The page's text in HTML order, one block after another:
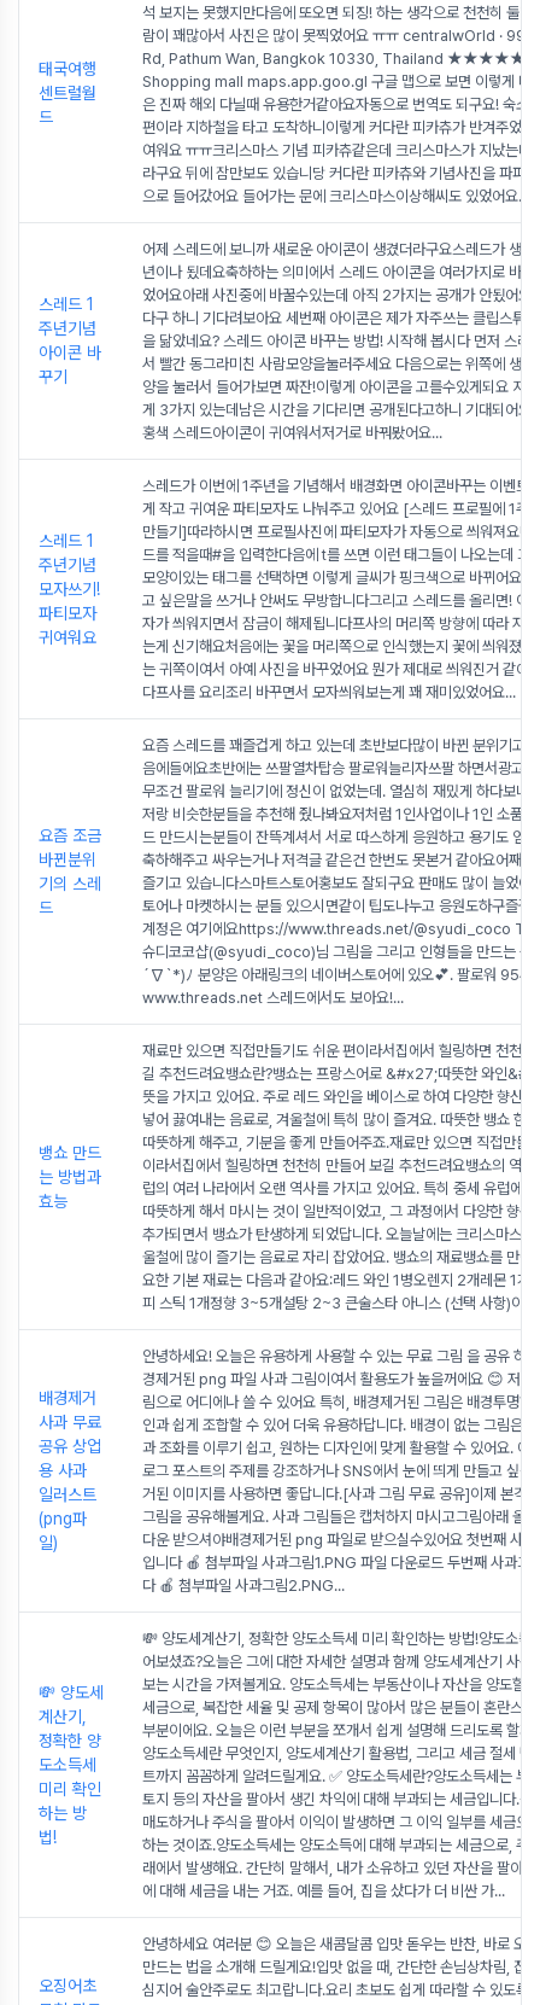
태국여행
센트럴월
드
석 보지는 못했지만다음에 또오면 되징! 하는 생각으로 천천히 둘러
람이 꽤많아서 사진은 많이 못찍었어요 ㅠㅠ centralwOrld ·
Rd, Pathum Wan, Bangkok 10330, Thailand ★★★★★ ·
Shopping mall maps.app.goo.gl 구글 맵으로 보면 이렇게 나
은 진짜 해외 다닐때 유용한거같아요자동으로 번역도 되구요! 숙소
편이라 지하철을 타고 도착하니이렇게 커다란 피카츄가 반겨주었어
여워요 ㅠㅠ크리스마스 기념 피카츄같은데 크리스마스가 지났는데
라구요 뒤에 잠만보도 있습니당 커다란 피카츄와 기념사진을 파파
으로 들어갔어요 들어가는 문에 크리스마스이상해씨도 있었어요...
스레드 1
주년기념
아이콘 바
꾸기
어제 스레드에 보니까 새로운 아이콘이 생겼더라구요스레드가 생긴
년이나 됬데요축하하는 의미에서 스레드 아이콘을 여러가지로 바꿀
었어요아래 사진중에 바꿀수있는데 아직 2가지는 공개가 안됬어요
다구 하니 기다려보아요 세번째 아이콘은 제가 자주쓰는 클립스튜
을 닮았네요? 스레드 아이콘 바꾸는 방법! 시작해 봅시다 먼저 스레
서 빨간 동그라미친 사람모양을눌러주세요 다음으로는 위쪽에 생일
양을 눌러서 들어가보면 짜잔!이렇게 아이콘을 고를수있게되요 지
게 3가지 있는데남은 시간을 기다리면 공개된다고하니 기대되어요
홍색 스레드아이콘이 귀여워서저거로 바꿔봤어요...
스레드 1
주년기념
모자쓰기!
파티모자
귀여워요
스레드가 이번에 1주년을 기념해서 배경화면 아이콘바꾸는 이벤트
게 작고 귀여운 파티모자도 나눠주고 있어요 [스레드 프로필에 1주
만들기]따라하시면 프로필사진에 파티모자가 자동으로 씌워져요!
드를 적을때#을 입력한다음에 t를 쓰면 이런 태그들이 나오는데 그
모양이있는 태그를 선택하면 이렇게 글씨가 핑크색으로 바뀌어요그
고 싶은말을 쓰거나 안써도 무방합니다그리고 스레드를 올리면! 이
자가 씌워지면서 잠금이 해제됩니다프사의 머리쪽 방향에 따라 자
는게 신기해요처음에는 꽃을 머리쪽으로 인식했는지 꽃에 씌워졌는
는 귀쪽이여서 아예 사진을 바꾸었어요 뭔가 제대로 씌워진거 같아
다프사를 요리조리 바꾸면서 모자씌워보는게 꽤 재미있었어요...
요즘 조금
바뀐분위
기의 스레
드
요즘 스레드를 꽤즐겁게 하고 있는데 초반보다많이 바뀐 분위기고
음에들에요초반에는 쓰팔열차탑승 팔로워늘리자쓰팔 하면서광고
무조건 팔로워 늘리기에 정신이 없었는데. 열심히 재밌게 하다보니
저랑 비슷한분들을 추천해 줬나봐요저처럼 1인사업이나 1인 소품
드 만드시는분들이 잔뜩계셔서 서로 따스하게 응원하고 용기도 얻
축하해주고 싸우는거나 저격글 같은건 한번도 못본거 같아요어째뜬
즐기고 있습니다스마트스토어홍보도 잘되구요 판매도 많이 늘었어
토어나 마켓하시는 분들 있으시면같이 팁도나누고 응원도하구즐겁
계정은 여기에요https://www.threads.net/@syudi_coco
슈디코코샵(@syudi_coco)님 그림을 그리고 인형들을 만드는 중
´∇`*)ﾉ 분양은 아래링크의 네이버스토어에 있오💕. 팔로워 954
www.threads.net 스레드에서도 보아요!...
뱅쇼 만드
는 방법과
효능
재료만 있으면 직접만들기도 쉬운 편이라서집에서 힐링하면 천천히
길 추천드려요뱅쇼란?뱅쇼는 프랑스어로 &#x27;따뜻한 와인
뜻을 가지고 있어요. 주로 레드 와인을 베이스로 하여 다양한 향신
넣어 끓여내는 음료로, 겨울철에 특히 많이 즐겨요. 따뜻한 뱅쇼 한
따뜻하게 해주고, 기분을 좋게 만들어주죠.재료만 있으면 직접만들
이라서집에서 힐링하면 천천히 만들어 보길 추천드려요뱅쇼의 역사
럽의 여러 나라에서 오랜 역사를 가지고 있어요. 특히 중세 유럽에
따뜻하게 해서 마시는 것이 일반적이었고, 그 과정에서 다양한 향신
추가되면서 뱅쇼가 탄생하게 되었답니다. 오늘날에는 크리스마스
울철에 많이 즐기는 음료로 자리 잡았어요. 뱅쇼의 재료뱅쇼를 만들
요한 기본 재료는 다음과 같아요:레드 와인 1병오렌지 2개레몬 1개
피 스틱 1개정향 3~5개설탕 2~3 큰술스타 아니스 (선택 사항)이
배경제거
사과 무료
공유 상업
용 사과
일러스트
(png파
일)
안녕하세요! 오늘은 유용하게 사용할 수 있는 무료 그림 을 공유 하
경제거된 png 파일 사과 그림이여서 활용도가 높을꺼에요 😊 저작
림으로 어디에나 쓸 수 있어요 특히, 배경제거된 그림은 배경투명해
인과 쉽게 조합할 수 있어 더욱 유용하답니다. 배경이 없는 그림은
과 조화를 이루기 쉽고, 원하는 디자인에 맞게 활용할 수 있어요. 예
로그 포스트의 주제를 강조하거나 SNS에서 눈에 띄게 만들고 싶을
거된 이미지를 사용하면 좋답니다.[사과 그림 무료 공유]이제 본격
그림을 공유해볼게요. 사과 그림들은 캡처하지 마시고그림아래 올
다운 받으셔야배경제거된 png 파일로 받으실수있어요 첫번째 사과
입니다 🍎 첨부파일 사과그림1.PNG 파일 다운로드 두번째 사과그
다 🍎 첨부파일 사과그림2.PNG...
💸 양도세
계산기,
정확한 양
도소득세
미리 확인
하는 방
법!
💸 양도세계산기, 정확한 양도소득세 미리 확인하는 방법!양도소득
어보셨죠?오늘은 그에 대한 자세한 설명과 함께 양도세계산기 사용
보는 시간을 가져볼게요. 양도소득세는 부동산이나 자산을 양도할
세금으로, 복잡한 세율 및 공제 항목이 많아서 많은 분들이 혼란스
부분이에요. 오늘은 이런 부분을 쪼개서 쉽게 설명해 드리도록 할게
양도소득세란 무엇인지, 양도세계산기 활용법, 그리고 세금 절세 팁
트까지 꼼꼼하게 알려드릴게요. ✅ 양도소득세란?양도소득세는 부
토지 등의 자산을 팔아서 생긴 차익에 대해 부과되는 세금입니다.즉
매도하거나 주식을 팔아서 이익이 발생하면 그 이익 일부를 세금으
하는 것이죠.양도소득세는 양도소득에 대해 부과되는 세금으로, 주
래에서 발생해요. 간단히 말해서, 내가 소유하고 있던 자산을 팔아
에 대해 세금을 내는 거죠. 예를 들어, 집을 샀다가 더 비싼 가...
오징어초
안녕하세요 여러분 😊 오늘은 새콤달콤 입맛 돋우는 반찬, 바로 오
만드는 법을 소개해 드릴게요!입맛 없을 때, 간단한 손님상차림, 집
심지어 술안주로도 최고랍니다.요리 초보도 쉽게 따라할 수 있도록